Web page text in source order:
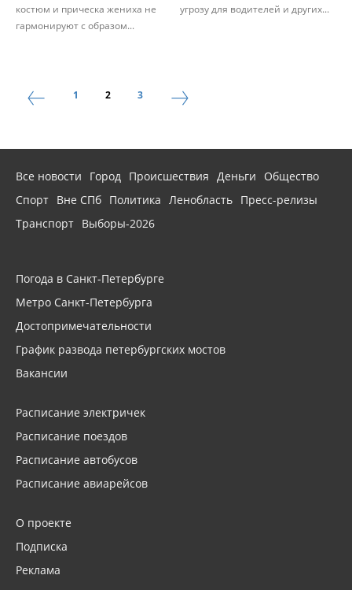
костюм и прическа жениха не
гармонируют с образом...
угрозу для водителей и других...
1 2 3
Все новости Город Происшествия Деньги
Общество
Спорт Вне СПб Политика Ленобласть Пресс-релизы
Транспорт Выборы-2026
Погода в Санкт-Петербурге
Метро Санкт-Петербурга
Достопримечательности
График развода петербургских мостов
Вакансии
Расписание электричек
Расписание поездов
Расписание автобусов
Расписание авиарейсов
О проекте
Подписка
Реклама